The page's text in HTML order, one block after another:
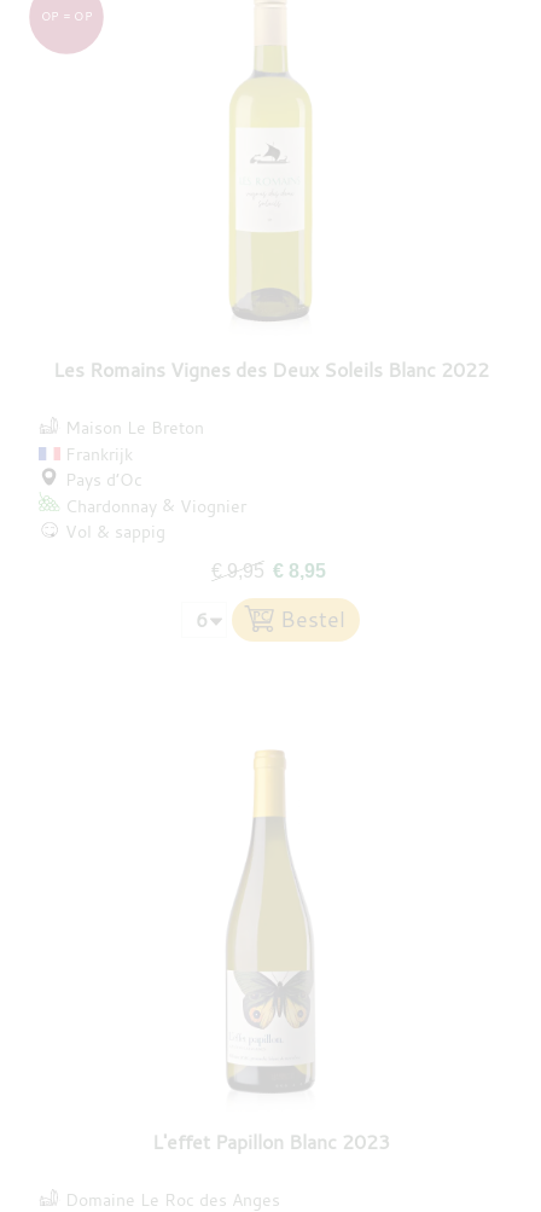
Les Romains Vignes des Deux Soleils Blanc 2022
OP = OP
Maison Le Breton
Frankrijk
Pays d’Oc
Chardonnay
Viognier
Vol & sappig
€ 9,95 € 8,95
L'effet Papillon Blanc 2023
Domaine Le Roc des Anges